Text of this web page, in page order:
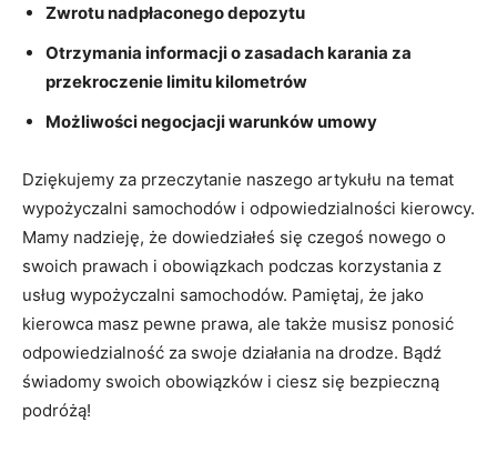
Zwrotu nadpłaconego depozytu
Otrzymania informacji o ‍zasadach karania ​za
⁣przekroczenie ‍limitu kilometrów
Możliwości negocjacji⁣ warunków umowy
Dziękujemy za przeczytanie naszego artykułu na temat
wypożyczalni samochodów i odpowiedzialności​ kierowcy.
​Mamy⁤ nadzieję, że dowiedziałeś się czegoś nowego o
swoich prawach i obowiązkach ⁣podczas korzystania z
usług wypożyczalni‍ samochodów. Pamiętaj, że jako
kierowca masz pewne prawa, ‍ale ‍także musisz ponosić⁣
odpowiedzialność za swoje działania na⁤ drodze. Bądź
świadomy swoich obowiązków​ i ciesz się bezpieczną
podróżą!